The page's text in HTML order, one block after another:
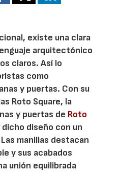
existe una clara
arquitectónico
claros. Así lo
como
y puertas. Con su
Roto Square, la
y puertas de Roto
diseño con un
manillas destacan
y sus acabados
unión equilibrada